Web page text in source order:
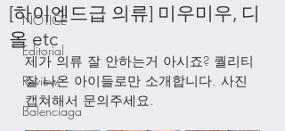
NOTICE
Editorial
Review
Balenciaga
[하이엔드급 의류] 미우미우, 디
올 etc
제가 의류 잘 안하는거 아시죠? 퀄리티
잘 나온 아이들로만 소개합니다. 사진
캡쳐해서 문의주세요.